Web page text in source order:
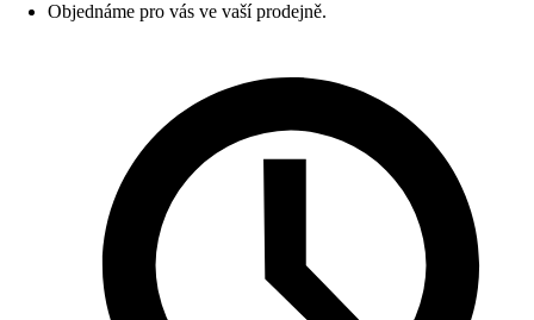
Objednáme pro vás ve vaší prodejně.